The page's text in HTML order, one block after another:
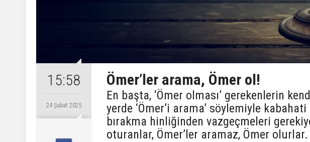
15:58
24 Şubat 2025
Ömer’ler arama, Ömer ol!
En başta, ‘Ömer olması’ gerekenlerin
yerde ‘Ömer’i arama’ söylemiyle
bırakma hinliğinden vazgeçmeleri
oturanlar, Ömer’ler aramaz, Ömer olurlar.